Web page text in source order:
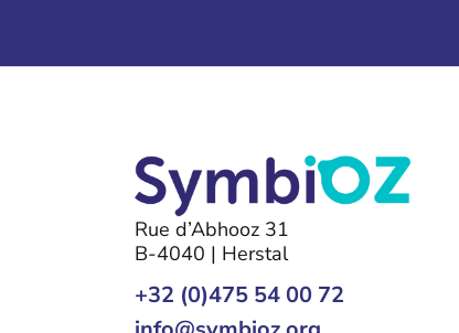
Rue d’Abhooz 31
B-4040 | Herstal
+32 (0)475 54 00 72